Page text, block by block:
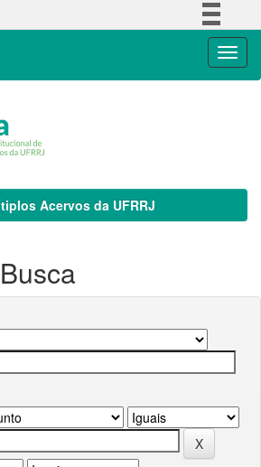
Acervos da UFRRJ